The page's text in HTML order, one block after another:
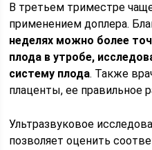
В третьем триместре
применением доплера.
неделях можно более
плода в утробе,
систему плода. Также
плаценты, ее правильное
Ультразвуковое
позволяет оценить